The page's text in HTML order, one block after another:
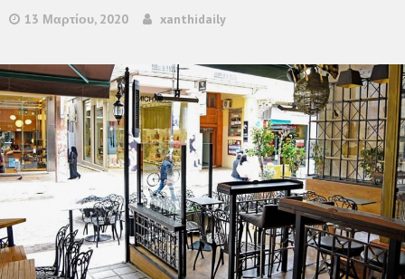
13 Μαρτίου, 2020 xanthidaily